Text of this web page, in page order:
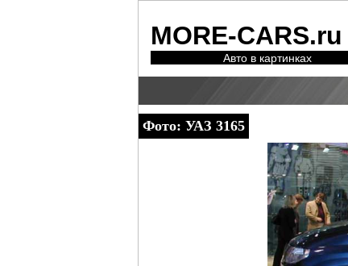
MORE-CARS.ru
Авто в картинках
Фото: УАЗ 3165